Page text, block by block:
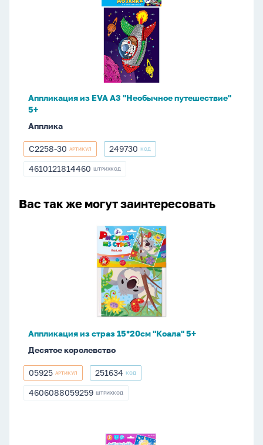
Аппликация из EVA А3 "Необычное путешествие"
5+
Апплика
С2258-
30
С2258-30 АРТИКУЛ 249730
249730 КОД
4610121814460
4610121814460 ШТРИХКОД
Вас так же могут заинтересовать
Аппликация из страз 15*20см "Коала" 5+
Десятое королевство
05925
05925 АРТИКУЛ 251634
251634 КОД
4606088059259
4606088059259 ШТРИХКОД